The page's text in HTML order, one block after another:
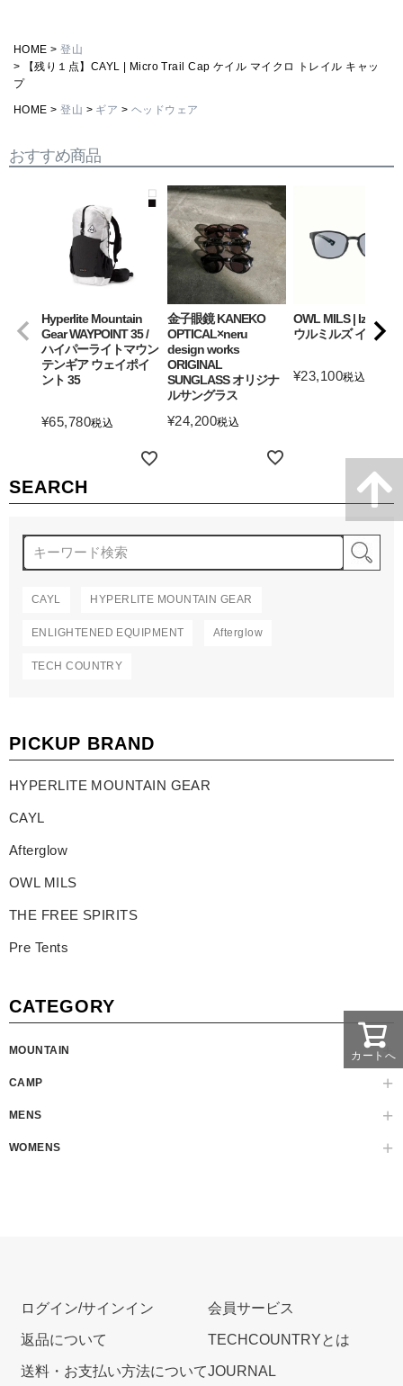
SEARCH
CAYL HYPERLITE MOUNTAIN GEAR
ENLIGHTENED EQUIPMENT Afterglow
TECH COUNTRY
PICKUP BRAND
HYPERLITE MOUNTAIN GEAR
CAYL
Afterglow
OWL MILS
THE FREE SPIRITS
Pre Tents
CATEGORY
MOUNTAIN
CAMP
MENS
WOMENS
HOME
登山
【残り１点】CAYL | Micro Trail Cap ケイル マイクロ トレイル キャッ
プ
HOME 登山 ギア ヘッドウェア
おすすめ商品
Hyperlite Mountain
Gear WAYPOINT 35 /
ハイパーライトマウン
テンギア ウェイポイ
ント 35
¥65,780税込
金子眼鏡 KANEKO
OPTICAL×neru
design works
ORIGINAL
SUNGLASS オリジナ
ルサングラス
¥24,200税込
OWL MILS | Izanagi
ウルミルズ イザナギ
¥23,100税込
カートへ
ログイン/サインイン
返品について
送料・お支払い方法について
会員サービス
TECHCOUNTRYとは
JOURNAL